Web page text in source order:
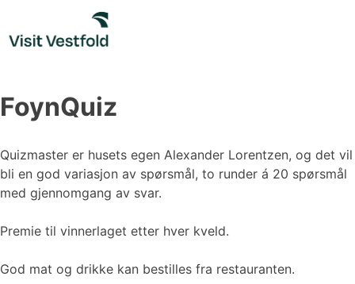
content
FoynQuiz
Quizmaster er husets egen Alexander Lorentzen, og det vil
bli en god variasjon av spørsmål, to runder á 20 spørsmål
med gjennomgang av svar.
Premie til vinnerlaget etter hver kveld.
God mat og drikke kan bestilles fra restauranten.